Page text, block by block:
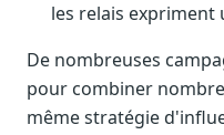
les relais expriment
De nombreuses
pour combiner
même stratégie